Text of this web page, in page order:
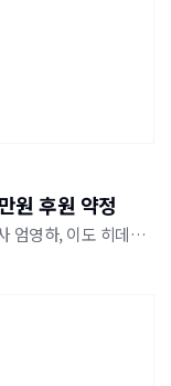
원 후원 약정
5월 9일, 스템코 주식회사(이하 스템코, 대표이사 엄영하, 이도 히데오)는 초록우산 어린이재단 충북지연본부(본부장 이형진)에 충북지역 내 인재양성을 위한 연간 후원금 1,200만원을 약정했다. '아이리더' 사업은 아동의 다른 말인 '아이'와 이끌어 나간다는 뜻인 '리더'의 합성어로 학업, 예술, 체육 등 다양한 분야에 잠재력을 가지고 있지만 사회 및 경제적 제약으로 능력을 발휘하기 어려운 지역 아동이 재능을 마음껏 키울 수 있도록 지원해주는 사업이다. 스템코는 2022년을 시작으로 현재 충북지역의 아동 2명에게 매월 50만원씩 후원금을 전달하며 아동의 건강한 성장과 꿈을 응원하고 있다. 엄영하 스템코 대표이사는 "아이리더 후원을 통해 자신들의 꿈을 향해 달려가는 모습이 매우 인상 깊었다"며 "각 분야를 대표하는 훌륭한 인재로 성장하여 사회적 리더가 되길 바란다"고 전했다. 한편, 스템코는 2017년 충북지역 저소득 아동 정기후원을 시작으로 현재까지 지속적으로 후원하고 있으며, 범죄피해아동 지원 등 기업의 사회적 책임을 다하기 위해 다양한 아동 지원 사업에 적극 동참하고 있다.